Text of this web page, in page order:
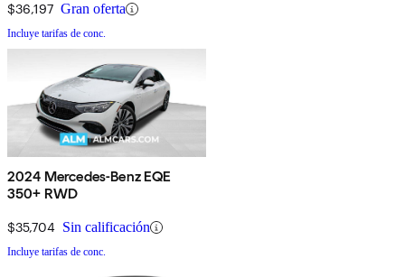
$36,197 Gran oferta
Incluye tarifas de conc.
2024 Mercedes-Benz EQE
350+ RWD
$35,704 Sin calificación
Incluye tarifas de conc.